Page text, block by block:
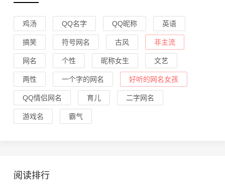
鸡汤 QQ名字 QQ昵称 英语
搞笑 符号网名 古风 非主流
网名 个性 昵称女生 文艺
两性 一个字的网名 好听的网名女孩
QQ情侣网名 育儿 二字网名
游戏名 霸气
阅读排行